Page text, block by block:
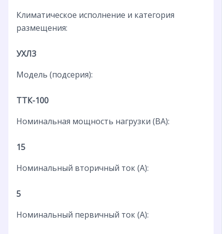
Климатическое исполнение и категория
размещения:
УХЛ3
Модель (подсерия):
ТТК-100
Номинальная мощность нагрузки (ВА):
15
Номинальный вторичный ток (А):
5
Номинальный первичный ток (А):